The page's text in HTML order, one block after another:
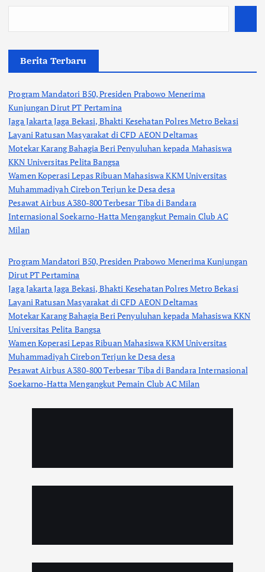
Berita Terbaru
Program Mandatori B50, Presiden Prabowo Menerima
Kunjungan Dirut PT Pertamina
Jaga Jakarta Jaga Bekasi, Bhakti Kesehatan Polres Metro Bekasi
Layani Ratusan Masyarakat di CFD AEON Deltamas
Motekar Karang Bahagia Beri Penyuluhan kepada Mahasiswa
KKN Universitas Pelita Bangsa
Wamen Koperasi Lepas Ribuan Mahasiswa KKM Universitas
Muhammadiyah Cirebon Terjun ke Desa desa
Pesawat Airbus A380-800 Terbesar Tiba di Bandara
Internasional Soekarno-Hatta Mengangkut Pemain Club AC
Milan
Program Mandatori B50, Presiden Prabowo Menerima Kunjungan
Dirut PT Pertamina
Jaga Jakarta Jaga Bekasi, Bhakti Kesehatan Polres Metro Bekasi
Layani Ratusan Masyarakat di CFD AEON Deltamas
Motekar Karang Bahagia Beri Penyuluhan kepada Mahasiswa KKN
Universitas Pelita Bangsa
Wamen Koperasi Lepas Ribuan Mahasiswa KKM Universitas
Muhammadiyah Cirebon Terjun ke Desa desa
Pesawat Airbus A380-800 Terbesar Tiba di Bandara Internasional
Soekarno-Hatta Mengangkut Pemain Club AC Milan